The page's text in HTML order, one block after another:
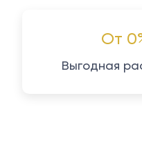
От
Выгодная